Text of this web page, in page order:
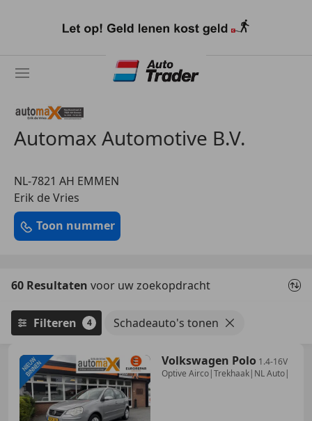
naar
Automax Automotive B.V.
NL-7821 AH EMMEN
Erik de Vries
Toon nummer
60 Resultaten voor uw zoekopdracht
Filteren 4 Schadeauto's tonen
Volkswagen Polo 1.4-16V
Optive Airco|Trekhaak|NL Auto|